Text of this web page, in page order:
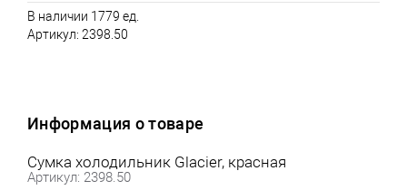
В наличии 1779 ед.
Артикул: 2398.50
Информация о товаре
Сумка холодильник Glacier, красная
Артикул: 2398.50